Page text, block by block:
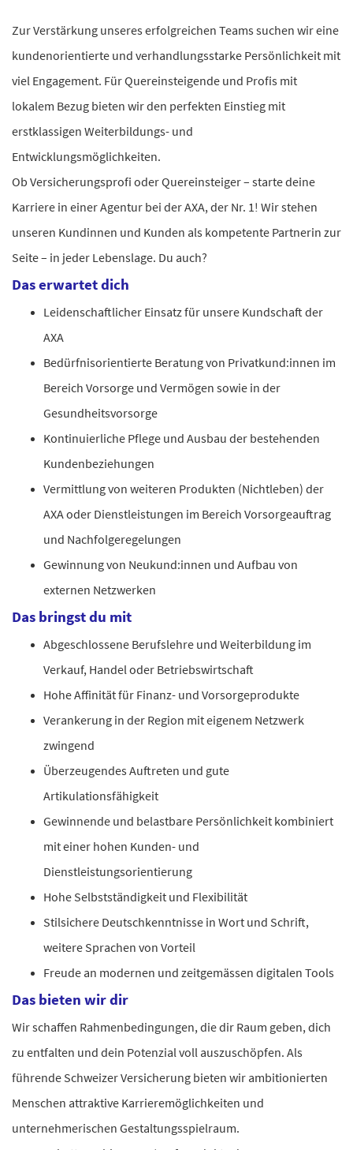
Zur Verstärkung unseres erfolgreichen Teams suchen wir eine
kundenorientierte und verhandlungsstarke Persönlichkeit mit
viel Engagement. Für Quereinsteigende und Profis mit
lokalem Bezug bieten wir den perfekten Einstieg mit
erstklassigen Weiterbildungs- und
Entwicklungsmöglichkeiten.
Ob Versicherungsprofi oder Quereinsteiger – starte deine
Karriere in einer Agentur bei der AXA, der Nr. 1! Wir stehen
unseren Kundinnen und Kunden als kompetente Partnerin zur
Seite – in jeder Lebenslage. Du auch?
Das erwartet dich
Leidenschaftlicher Einsatz für unsere Kundschaft der
AXA
Bedürfnisorientierte Beratung von Privatkund:innen im
Bereich Vorsorge und Vermögen sowie in der
Gesundheitsvorsorge
Kontinuierliche Pflege und Ausbau der bestehenden
Kundenbeziehungen
Vermittlung von weiteren Produkten (Nichtleben) der
AXA oder Dienstleistungen im Bereich Vorsorgeauftrag
und Nachfolgeregelungen
Gewinnung von Neukund:innen und Aufbau von
externen Netzwerken
Das bringst du mit
Abgeschlossene Berufslehre und Weiterbildung im
Verkauf, Handel oder Betriebswirtschaft
Hohe Affinität für Finanz- und Vorsorgeprodukte
Verankerung in der Region mit eigenem Netzwerk
zwingend
Überzeugendes Auftreten und gute
Artikulationsfähigkeit
Gewinnende und belastbare Persönlichkeit kombiniert
mit einer hohen Kunden- und
Dienstleistungsorientierung
Hohe Selbstständigkeit und Flexibilität
Stilsichere Deutschkenntnisse in Wort und Schrift,
weitere Sprachen von Vorteil
Freude an modernen und zeitgemässen digitalen Tools
Das bieten wir dir
Wir schaffen Rahmenbedingungen, die dir Raum geben, dich
zu entfalten und dein Potenzial voll auszuschöpfen. Als
führende Schweizer Versicherung bieten wir ambitionierten
Menschen attraktive Karrieremöglichkeiten und
unternehmerischen Gestaltungsspielraum.